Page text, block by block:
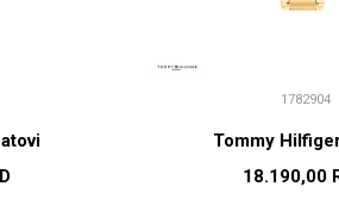
1782904
Tommy
18.190,00